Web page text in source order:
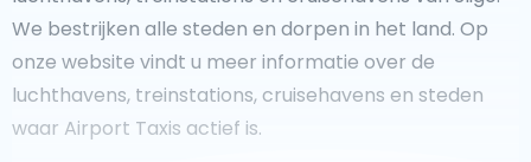
We bestrijken alle steden en dorpen in het land. Op
onze website vindt u meer informatie over de
luchthavens, treinstations, cruisehavens en steden
waar Airport Taxis actief is.